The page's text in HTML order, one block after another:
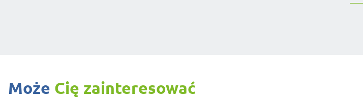
Może Cię zainteresować